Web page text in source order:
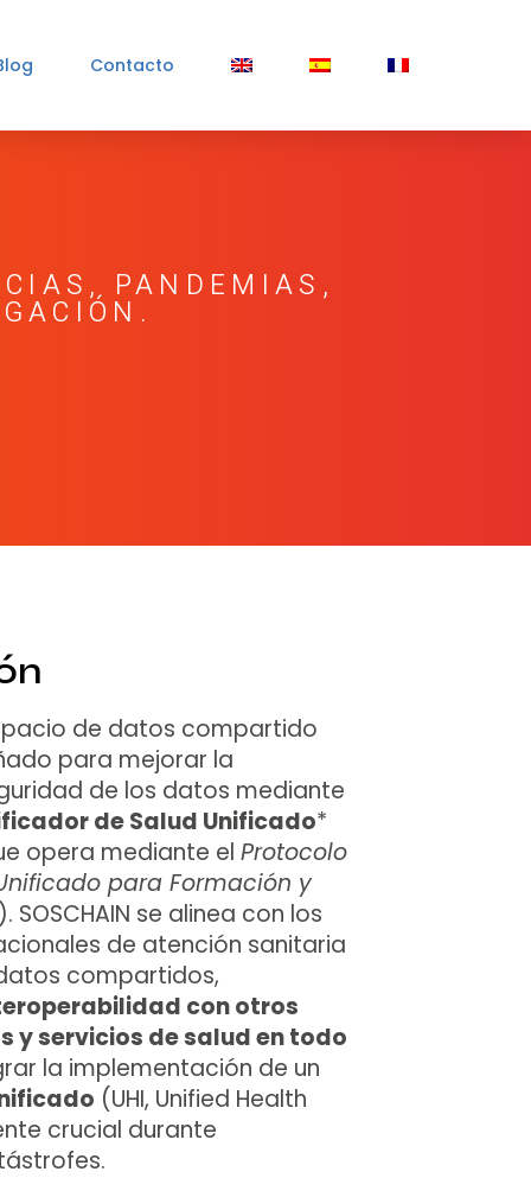
Contacto
PANDEMIAS,
de datos compartido
para mejorar la
de los datos mediante
de Salud Unificado*
opera mediante el Protocolo
para Formación y
se alinea con los
de atención sanitaria
compartidos,
con otros
y servicios de salud en todo
la implementación de un
(UHI, Unified Health
crucial durante